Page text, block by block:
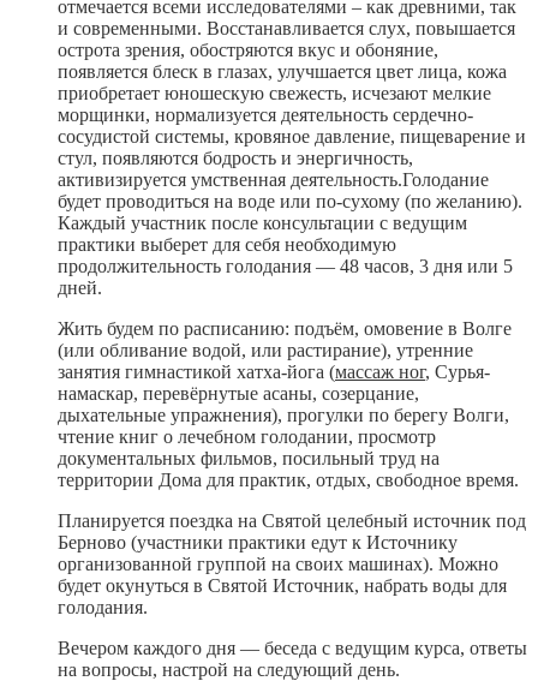
отмечается всеми исследователями – как древними, так
и современными. Восстанавливается слух, повышается
острота зрения, обостряются вкус и обоняние,
появляется блеск в глазах, улучшается цвет лица, кожа
приобретает юношескую свежесть, исчезают мелкие
морщинки, нормализуется деятельность сердечно-
сосудистой системы, кровяное давление, пищеварение и
стул, появляются бодрость и энергичность,
активизируется умственная деятельность.Голодание
будет проводиться на воде или по-сухому (по желанию).
Каждый участник после консультации с ведущим
практики выберет для себя необходимую
продолжительность голодания — 48 часов, 3 дня или 5
дней.
Жить будем по расписанию: подъём, омовение в Волге
(или обливание водой, или растирание), утренние
занятия гимнастикой хатха-йога (массаж ног, Сурья-
намаскар, перевёрнутые асаны, созерцание,
дыхательные упражнения), прогулки по берегу Волги,
чтение книг о лечебном голодании, просмотр
документальных фильмов, посильный труд на
территории Дома для практик, отдых, свободное время.
Планируется поездка на Святой целебный источник под
Берново (участники практики едут к Источнику
организованной группой на своих машинах). Можно
будет окунуться в Святой Источник, набрать воды для
голодания.
Вечером каждого дня — беседа с ведущим курса, ответы
на вопросы, настрой на следующий день.